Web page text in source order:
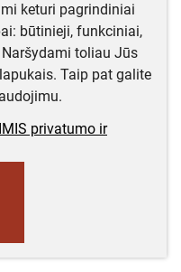
keturi pagrindiniai
būtinieji, funkciniai,
toliau Jūs
Taip pat galite
privatumo ir